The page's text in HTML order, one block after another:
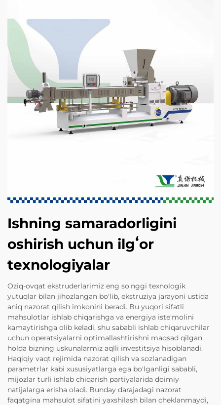
Ishning samaradorligini
oshirish uchun ilgʻor
texnologiyalar
Oziq-ovqat ekstruderlarimiz eng so'nggi texnologik
yutuqlar bilan jihozlangan bo'lib, ekstruziya jarayoni ustida
aniq nazorat qilish imkonini beradi. Bu yuqori sifatli
mahsulotlar ishlab chiqarishga va energiya iste'molini
kamaytirishga olib keladi, shu sababli ishlab chiqaruvchilar
uchun operatsiyalarni optimallashtirishni maqsad qilgan
holda bizning uskunalarmiz aqlli investitsiya hisoblanadi.
Haqiqiy vaqt rejimida nazorat qilish va sozlanadigan
parametrlar kabi xususiyatlarga ega bo'lganligi sababli,
mijozlar turli ishlab chiqarish partiyalarida doimiy
natijalarga erisha oladi. Bunday darajadagi nazorat
faqatgina mahsulot sifatini yaxshilash bilan cheklanmaydi,